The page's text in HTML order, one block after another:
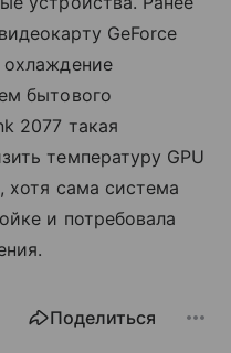
видеокарту GeForce
охлаждение
бытового
2077 такая
температуру GPU
сама система
и потребовала
Поделиться